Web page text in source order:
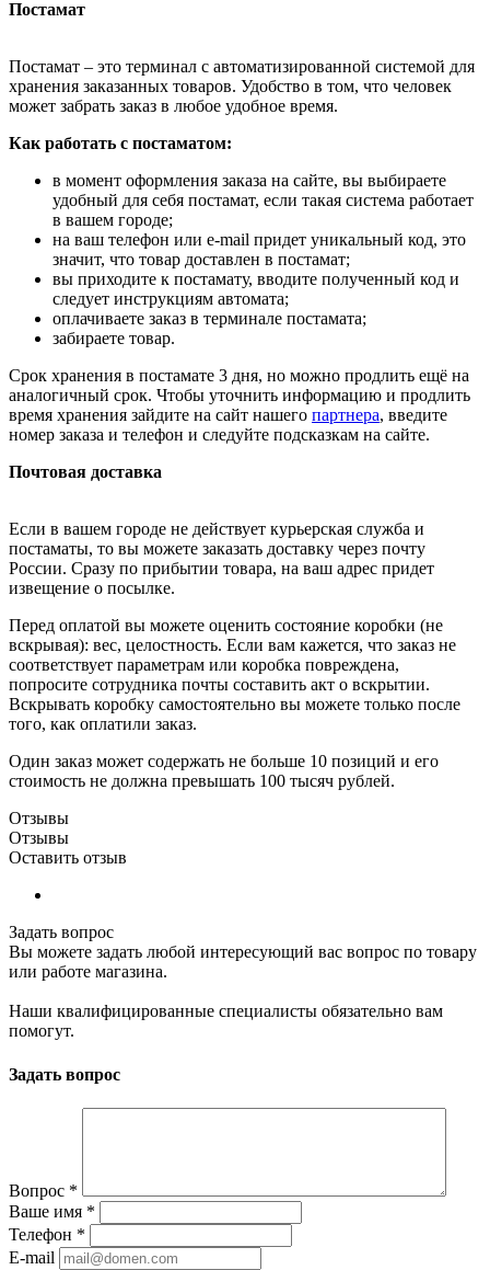
Постамат
Постамат – это терминал с автоматизированной системой для
хранения заказанных товаров. Удобство в том, что человек
может забрать заказ в любое удобное время.
Как работать с постаматом:
в момент оформления заказа на сайте, вы выбираете
удобный для себя постамат, если такая система работает
в вашем городе;
на ваш телефон или e-mail придет уникальный код, это
значит, что товар доставлен в постамат;
вы приходите к постамату, вводите полученный код и
следует инструкциям автомата;
оплачиваете заказ в терминале постамата;
забираете товар.
Срок хранения в постамате 3 дня, но можно продлить ещё на
аналогичный срок. Чтобы уточнить информацию и продлить
время хранения зайдите на сайт нашего партнера, введите
номер заказа и телефон и следуйте подсказкам на сайте.
Почтовая доставка
Если в вашем городе не действует курьерская служба и
постаматы, то вы можете заказать доставку через почту
России. Сразу по прибытии товара, на ваш адрес придет
извещение о посылке.
Перед оплатой вы можете оценить состояние коробки (не
вскрывая): вес, целостность. Если вам кажется, что заказ не
соответствует параметрам или коробка повреждена,
попросите сотрудника почты составить акт о вскрытии.
Вскрывать коробку самостоятельно вы можете только после
того, как оплатили заказ.
Один заказ может содержать не больше 10 позиций и его
стоимость не должна превышать 100 тысяч рублей.
Отзывы
Отзывы
Оставить отзыв
Задать вопрос
Вы можете задать любой интересующий вас вопрос по товару
или работе магазина.
Наши квалифицированные специалисты обязательно вам
помогут.
Задать вопрос
Вопрос *
Ваше имя *
Телефон *
E-mail